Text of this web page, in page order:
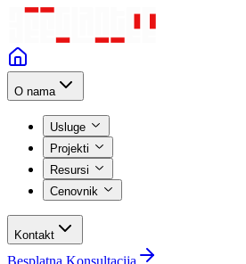
O nama
Usluge
Projekti
Resursi
Cenovnik
Kontakt
Besplatna Konsultacija